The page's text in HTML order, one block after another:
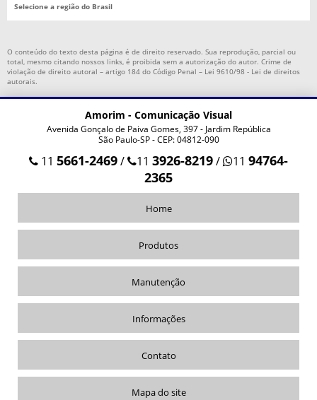
ADESIVO RECORTE ELETRONICO PERSONALIZADO
ADESIVO FACHADA DE LOJA
ALUGUEL DE CAMINHÃO COM PLATAFORMA ELEVATÓRIA
ALUGUEL DE CAMINHÃO PLATAFORMA COM MOTORISTA
CAMINHÃO COM PLATAFORMA ELEVATÓRIA
CAMINHÃO PLATAFORMA COM CESTO AÉREO
LETREIRO EM ACM
LETREIRO PARA FACHADA DE LOJA
LOCAÇÃO DE CAMINHÃO COM PLATAFORMA
LOCAÇÃO DE CAMINHÃO COM PLATAFORMA ELEVATÓRIA
LOCAÇÃO DE CAMINHÃO PLATAFORMA EM SÃO PAULO
MONTAGEM DE FACHADA DE LOJA ACM
PLACA ACRÍLICO PERSONALIZADA
PLACA DE ACM ADESIVADA
Selecione a região do Brasil
O conteúdo do texto desta página é de direito reservado. Sua reprodução, parcial ou
total, mesmo citando nossos links, é proibida sem a autorização do autor. Crime de
violação de direito autoral – artigo 184 do Código Penal – Lei 9610/98 - Lei de direitos
autorais.
Amorim - Comunicação Visual
Avenida Gonçalo de Paiva Gomes, 397 - Jardim República
São Paulo-SP - CEP: 04812-090
11 5661-2469/ 11 3926-8219/ 11 94764-
2365
Home
Produtos
Manutenção
Informações
Contato
Mapa do site